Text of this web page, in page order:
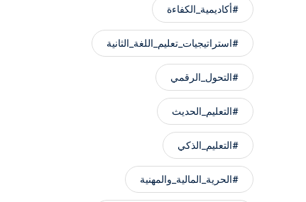
#أكاديمية_الكفاءة
#استراتيجيات_تعليم_اللغة_الثانية
#التحول_الرقمي
#التعليم_الحديث
#التعليم_الذكي
#الحرية_المالية_والمهنية